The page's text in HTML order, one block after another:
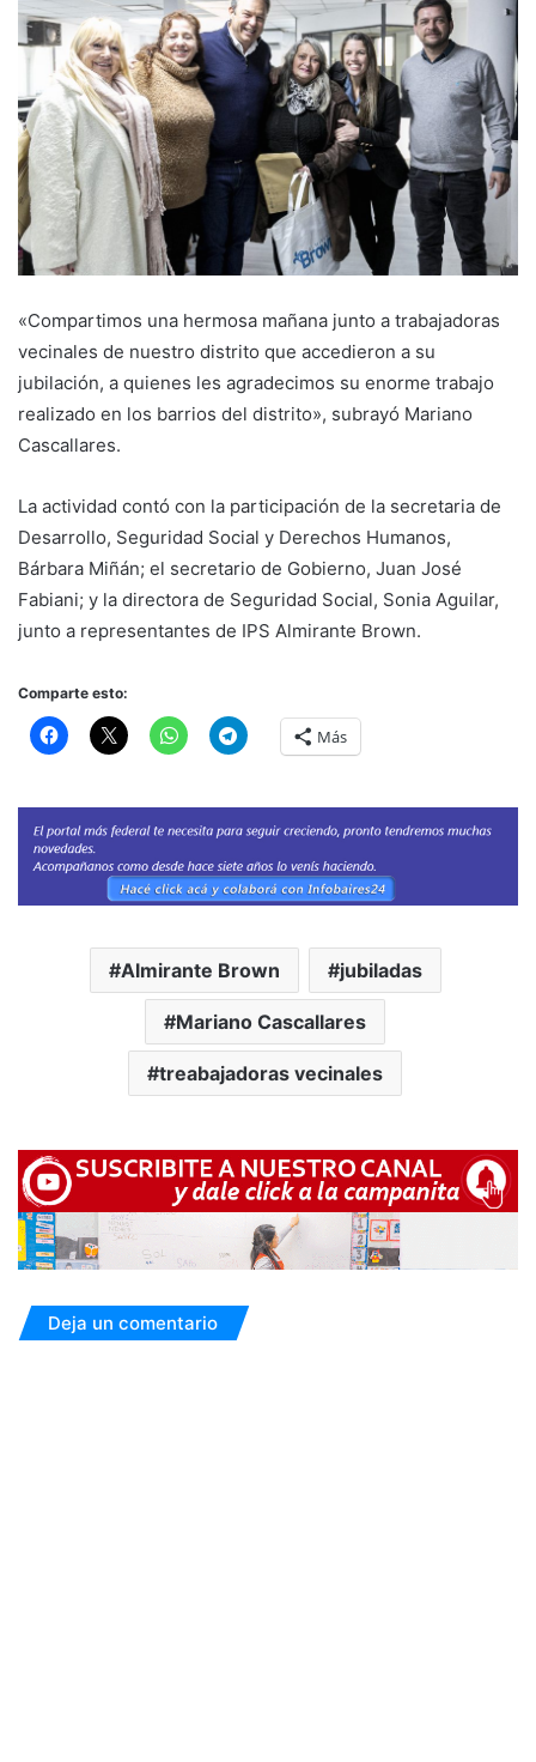
«Compartimos una hermosa mañana junto a trabajadoras
vecinales de nuestro distrito que accedieron a su
jubilación, a quienes les agradecimos su enorme trabajo
realizado en los barrios del distrito», subrayó Mariano
Cascallares.
La actividad contó con la participación de la secretaria de
Desarrollo, Seguridad Social y Derechos Humanos,
Bárbara Miñán; el secretario de Gobierno, Juan José
Fabiani; y la directora de Seguridad Social, Sonia Aguilar,
junto a representantes de IPS Almirante Brown.
Comparte esto:
Más
Almirante Brown jubiladas
Mariano Cascallares
treabajadoras vecinales
Deja un comentario